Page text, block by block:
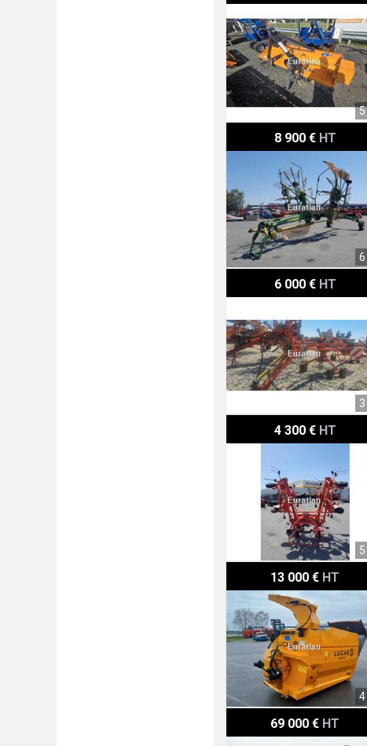
8 900 € HT
Krone SWADRO810
6 000 € HT
Kuhn GA7932
4 300 € HT
Kuhn GF7601MH
13 000 € HT
Lucas RAPTOR
69 000 € HT
Case IH MAXXUM135CVX